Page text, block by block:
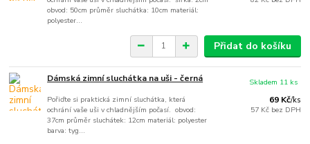
obvod: 50cm průměr sluchátka: 10cm materiál:
polyester...
Přidat do košíku
Dámská zimní sluchátka na uši - černá
Pořiďte si praktická zimní sluchátka, která
ochrání vaše uši v chladnějším počasí. obvod:
37cm průměr sluchátek: 12cm materiál: polyester
barva: tyg...
69 Kč/ks
57 Kč bez DPH
Skladem 11 ks